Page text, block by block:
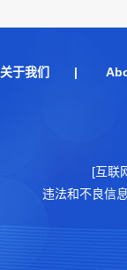
关于我们 |
[互联
违法和不良信